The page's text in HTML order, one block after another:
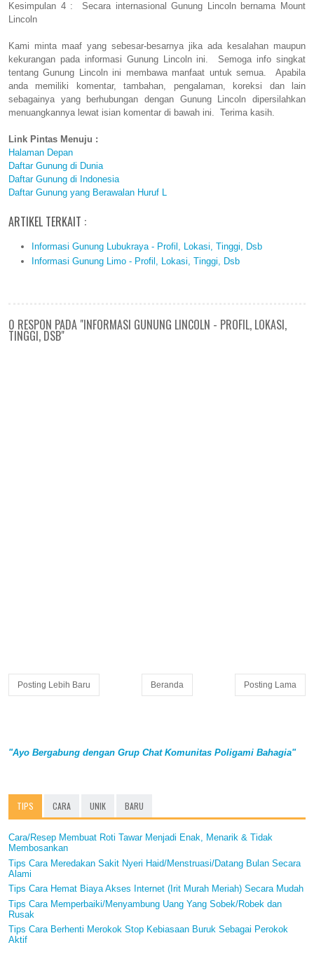
Kesimpulan 4 : Secara internasional Gunung Lincoln bernama Mount
Lincoln
Kami minta maaf yang sebesar-besarnya jika ada kesalahan maupun
kekurangan pada informasi Gunung Lincoln ini. Semoga info singkat
tentang Gunung Lincoln ini membawa manfaat untuk semua. Apabila
anda memiliki komentar, tambahan, pengalaman, koreksi dan lain
sebagainya yang berhubungan dengan Gunung Lincoln dipersilahkan
menuangkannya lewat isian komentar di bawah ini. Terima kasih.
Link Pintas Menuju :
Halaman Depan
Daftar Gunung di Dunia
Daftar Gunung di Indonesia
Daftar Gunung yang Berawalan Huruf L
ARTIKEL TERKAIT :
Informasi Gunung Lubukraya - Profil, Lokasi, Tinggi, Dsb
Informasi Gunung Limo - Profil, Lokasi, Tinggi, Dsb
0 RESPON PADA "INFORMASI GUNUNG LINCOLN - PROFIL, LOKASI,
TINGGI, DSB"
Posting Lebih Baru Posting Lama
Beranda
"Ayo Bergabung dengan Grup Chat Komunitas Poligami Bahagia"
TIPS CARA UNIK BARU
Cara/Resep Membuat Roti Tawar Menjadi Enak, Menarik & Tidak
Membosankan
Tips Cara Meredakan Sakit Nyeri Haid/Menstruasi/Datang Bulan Secara
Alami
Tips Cara Hemat Biaya Akses Internet (Irit Murah Meriah) Secara Mudah
Tips Cara Memperbaiki/Menyambung Uang Yang Sobek/Robek dan
Rusak
Tips Cara Berhenti Merokok Stop Kebiasaan Buruk Sebagai Perokok
Aktif